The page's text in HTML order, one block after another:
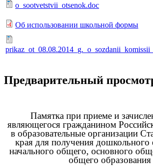
o_sootvetstvii_otsenok.doc
Об использовании школьной формы
Предварительный
Памятка при приеме и
являющегося гражданином
в образовательные организации
края для получения дошкольного
начального общего, основного
общего образования